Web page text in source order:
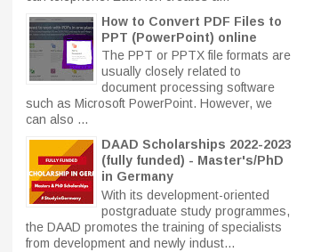
How to Convert PDF Files to
PPT (PowerPoint) online
The PPT or PPTX file formats are
usually closely related to
document processing software
such as Microsoft PowerPoint. However, we
can also ...
DAAD Scholarships 2022-2023
(fully funded) - Master's/PhD
in Germany
With its development-oriented
postgraduate study programmes,
the DAAD promotes the training of specialists
from development and newly indust...